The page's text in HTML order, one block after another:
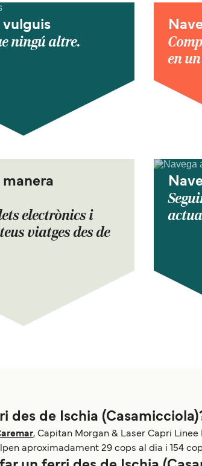
vulguis
ningú altre.
en
manera
electrònics i
viatges des de
des de Ischia
, Capitan Morgan & Laser Capri
aproximadament 29 cops al dia i 154